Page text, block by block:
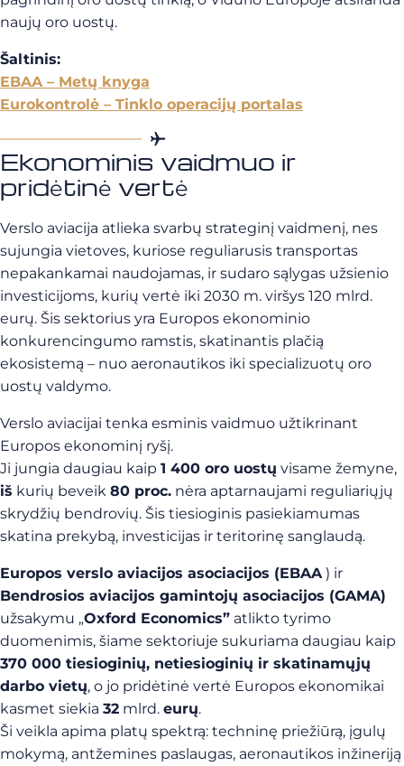
naujų oro uostų.
Šaltinis:
EBAA – Metų knyga
Eurokontrolė – Tinklo operacijų portalas
Ekonominis vaidmuo ir
pridėtinė vertė
Verslo aviacija atlieka svarbų strateginį vaidmenį, nes
sujungia vietoves, kuriose reguliarusis transportas
nepakankamai naudojamas, ir sudaro sąlygas užsienio
investicijoms, kurių vertė iki 2030 m. viršys 120 mlrd.
eurų. Šis sektorius yra Europos ekonominio
konkurencingumo ramstis, skatinantis plačią
ekosistemą – nuo aeronautikos iki specializuotų oro
uostų valdymo.
Verslo aviacijai tenka esminis vaidmuo užtikrinant
Europos ekonominį ryšį.
Ji jungia daugiau kaip 1 400 oro uostų visame žemyne,
iš kurių beveik 80 proc. nėra aptarnaujami reguliariųjų
skrydžių bendrovių. Šis tiesioginis pasiekiamumas
skatina prekybą, investicijas ir teritorinę sanglaudą.
Europos verslo aviacijos asociacijos (EBAA) ir
Bendrosios aviacijos gamintojų asociacijos (GAMA)
užsakymu „Oxford Economics” atlikto tyrimo
duomenimis, šiame sektoriuje sukuriama daugiau kaip
370 000 tiesioginių, netiesioginių ir skatinamųjų
darbo vietų, o jo pridėtinė vertė Europos ekonomikai
kasmet siekia 32 mlrd. eurų.
Ši veikla apima platų spektrą: techninę priežiūrą, įgulų
mokymą, antžemines paslaugas, aeronautikos inžineriją